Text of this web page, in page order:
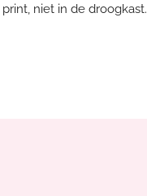
print, niet in de droogkast.